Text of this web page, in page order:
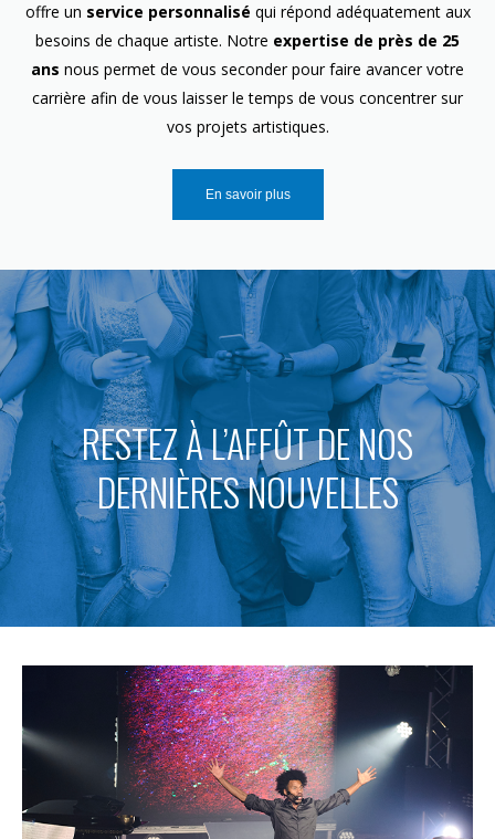
offre un service personnalisé qui répond adéquatement aux
besoins de chaque artiste. Notre expertise de près de 25
ans nous permet de vous seconder pour faire avancer votre
carrière afin de vous laisser le temps de vous concentrer sur
vos projets artistiques.
En savoir plus
RESTEZ À L’AFFÛT DE NOS
DERNIÈRES NOUVELLES